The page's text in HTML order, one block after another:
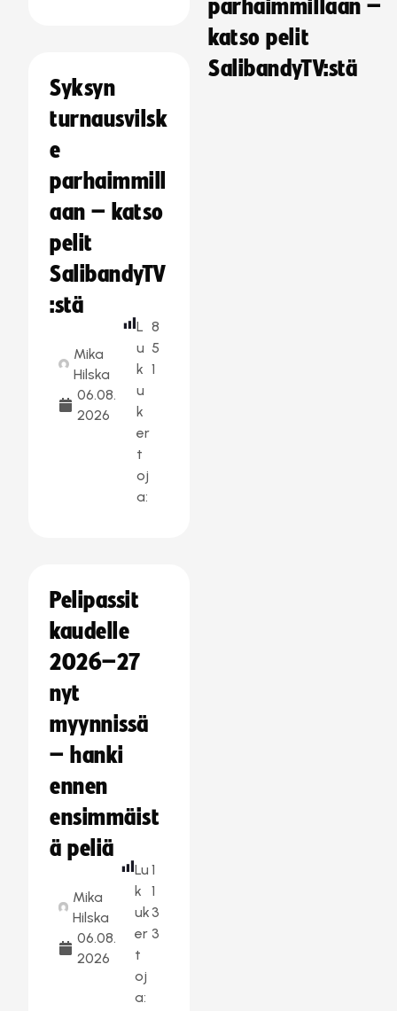
Syksyn
turnausvilsk
e
parhaimmill
aan – katso
pelit
SalibandyTV
:stä
Mika
Hilska
06.08.
2026
L
u
k
u
k
er
t
oj
a:
8
5
1
Pelipassit
kaudelle
2026–27
nyt
myynnissä
– hanki
ennen
ensimmäist
ä peliä
Mika
Hilska
06.08.
2026
Lu
k
uk
er
t
oj
a:
1
1
3
3
parhaimmillaan –
katso pelit
SalibandyTV:stä